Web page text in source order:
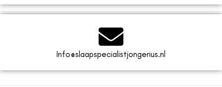
Info@slaapspecialistjongerius.nl